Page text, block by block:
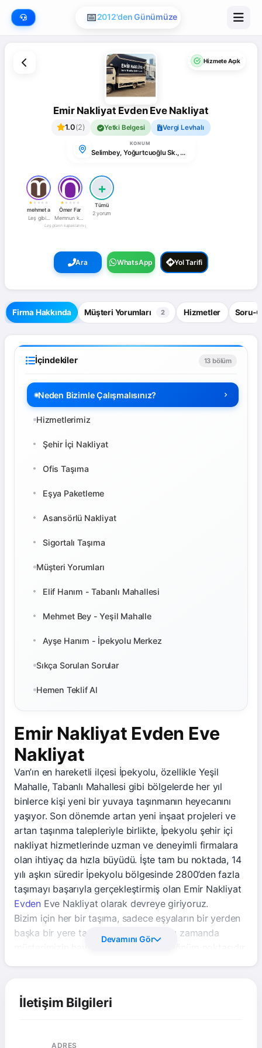
📅2012'den Günümüze
Emir Nakliyat Evden Eve Nakliyat
Hizmete Açık
1.0(2) Yetki Belgesi Vergi Levhalı
KONUM
Selimbey, Yoğurtcuoğlu Sk., 65140 İpekyolu/Van, Türkiye
★ ★ ★ ★ ★
mehmet a
Leş gibi...
Leş gibi firma. Mobilyamı kırdılar rezilllik
★ ★ ★ ★ ★
Ömer Far
hep kırdılar, dolapların kapaklarını çizdiler nasıl istiflediyseler, kolinin biri Ankara’ya gitti ben kendim gidip almak zorunda kaldım.
+
Tümü
2 yorum
Ara WhatsApp Yol Tarifi
Firma Hakkında Müşteri Yorumları 2 Hizmetler Soru-
İçindekiler 13 bölüm
Neden Bizimle Çalışmalısınız?
Hizmetlerimiz
Şehir İçi Nakliyat
Ofis Taşıma
Eşya Paketleme
Asansörlü Nakliyat
Sigortalı Taşıma
Müşteri Yorumları
Elif Hanım - Tabanlı Mahallesi
Mehmet Bey - Yeşil Mahalle
Ayşe Hanım - İpekyolu Merkez
Sıkça Sorulan Sorular
Hemen Teklif Al
Emir Nakliyat Evden Eve
Nakliyat
Van’ın en hareketli ilçesi İpekyolu, özellikle Yeşil
Mahalle, Tabanlı Mahallesi gibi bölgelerde her yıl
binlerce kişi yeni bir yuvaya taşınmanın heyecanını
yaşıyor. Son dönemde artan yeni inşaat projeleri ve
artan taşınma talepleriyle birlikte, İpekyolu şehir içi
nakliyat hizmetlerinde uzman ve deneyimli firmalara
olan ihtiyaç da hızla büyüdü. İşte tam bu noktada, 14
yılı aşkın süredir İpekyolu bölgesinde 2800’den fazla
taşımayı başarıyla gerçekleştirmiş olan Emir Nakliyat
Evden Eve Nakliyat olarak devreye giriyoruz.
Bizim için her bir taşıma, sadece eşyaların bir yerden
başka bir yere taşınması değildir; aynı zamanda
gülümsemeli ve işinin kolaylaştırıldığına inanmalı.” İşte
Devamını Gör
İletişim Bilgileri
ADRES